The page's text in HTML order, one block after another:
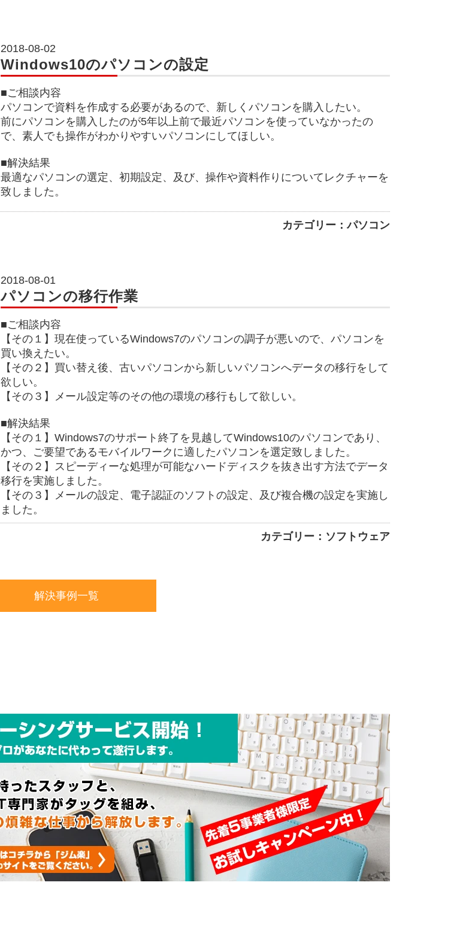
2018-08-02
Windows10のパソコンの設定
■ご相談内容
パソコンで資料を作成する必要があるので、新しくパソコンを購入したい。
前にパソコンを購入したのが5年以上前で最近パソコンを使っていなかったの
で、素人でも操作がわかりやすいパソコンにしてほしい。
■解決結果
最適なパソコンの選定、初期設定、及び、操作や資料作りについてレクチャーを
致しました。
カテゴリー：パソコン
2018-08-01
パソコンの移行作業
■ご相談内容
【その１】現在使っているWindows7のパソコンの調子が悪いので、パソコンを
買い換えたい。
【その２】買い替え後、古いパソコンから新しいパソコンへデータの移行をして
欲しい。
【その３】メール設定等のその他の環境の移行もして欲しい。
■解決結果
【その１】Windows7のサポート終了を見越してWindows10のパソコンであり、
かつ、ご要望であるモバイルワークに適したパソコンを選定致しました。
【その２】スピーディーな処理が可能なハードディスクを抜き出す方法でデータ
移行を実施しました。
【その３】メールの設定、電子認証のソフトの設定、及び複合機の設定を実施し
ました。
カテゴリー：ソフトウェア
解決事例一覧